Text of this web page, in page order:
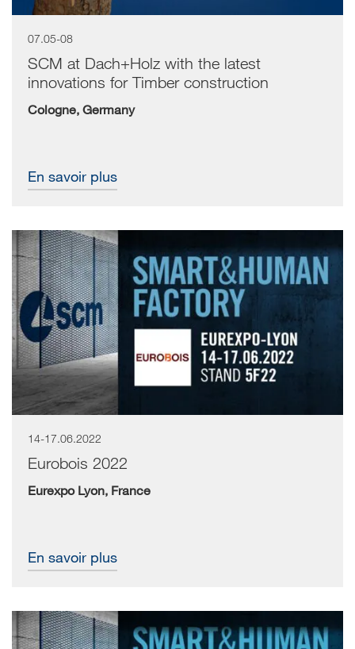
07.05-08
SCM at Dach+Holz with the latest
innovations for Timber construction
Cologne, Germany
En savoir plus
14-17.06.2022
Eurobois 2022
Eurexpo Lyon, France
En savoir plus